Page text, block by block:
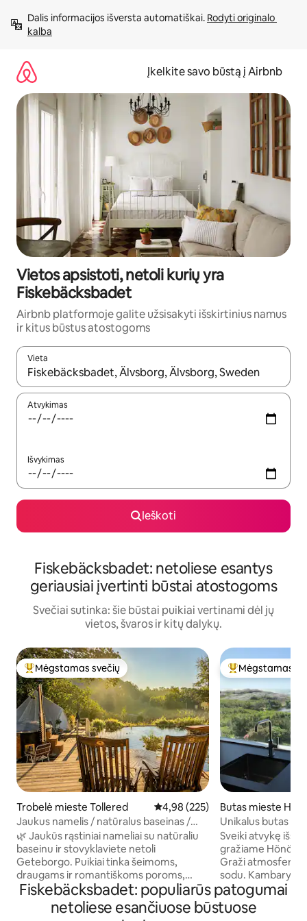
prie
turinio
Dalis informacijos išversta automatiškai. Rodyti originalo
kalba
Įkelkite savo būstą į Airbnb
Vietos apsistoti, netoli kurių yra
Fiskebäcksbadet
Airbnb platformoje galite užsisakyti išskirtinius namus
ir kitus būstus atostogoms
Vieta
Kai pasirodys paieškos rezultatai, juos naršyti galite
Atvykimas
Išvykimas
Ieškoti
Fiskebäcksbadet: netoliese esantys
geriausiai įvertinti būstai atostogoms
Svečiai sutinka: šie būstai puikiai vertinami dėl jų
vietos, švaros ir kitų dalykų.
Svečių mėgstamiausias
Mėgstamas svečių
Trobelė mieste Tollered Vidutinis įvertinimas: 4,98 iš 5,
4,98 (225)
Jaukus namelis / natūralus baseinas /
sūkurinė vonia / netoli Geteborgo
🌿 Jaukūs rąstiniai nameliai su natūraliu
baseinu ir stovyklaviete netoli
Geteborgo. Puikiai tinka šeimoms,
draugams ir romantiškoms poroms,
mėgstančioms gamtą ir komfortą. •
Pilnai įrengta virtuvė • Sūkurinė vonia,
kūrenama malkomis • Leidžiama
Svečių
Mėgstamas
Butas mieste
Unikalus butas
vaizdas į jūrą.
Sveiki atvykę
gražiame Hönö
Graži atmosfera
sodu. Kambarys 6
miegamieji. Jis
kai atvykstate,
rankšluosčiai.
Fiskebäcksbadet: populiarūs patogumai
netoliese esančiuose būstuose